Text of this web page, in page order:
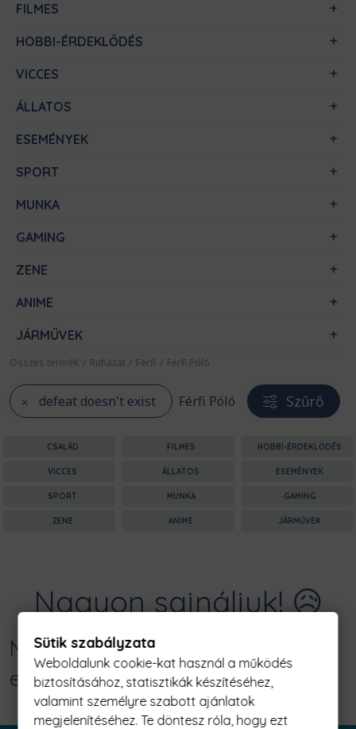
FILMES
HOBBI-ÉRDEKLŐDÉS
VICCES
ÁLLATOS
ESEMÉNYEK
SPORT
MUNKA
GAMING
ZENE
ANIME
JÁRMŰVEK
Összes termék / Ruházat / Férfi / Férfi Póló
defeat doesn't exist Férfi Póló Szűrő
CSALÁD FILMES HOBBI-ÉRDEKLŐDÉS
VICCES ÁLLATOS ESEMÉNYEK
SPORT MUNKA GAMING
ZENE ANIME JÁRMŰVEK
Nagyon sajnáljuk! 😥
Nincs találat erre: "defeat doesn't
exist Férfi Póló"
Sütik szabályzata
Weboldalunk cookie-kat használ a működés
biztosításához, statisztikák készítéséhez,
valamint személyre szabott ajánlatok
megjelenítéséhez. Te döntesz róla, hogy ezt